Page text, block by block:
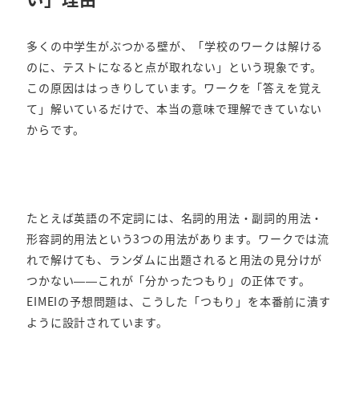
多くの中学生がぶつかる壁が、「学校のワークは解ける
のに、テストになると点が取れない」という現象です。
この原因ははっきりしています。ワークを「答えを覚え
て」解いているだけで、本当の意味で理解できていない
からです。
たとえば英語の不定詞には、名詞的用法・副詞的用法・
形容詞的用法という3つの用法があります。ワークでは流
れで解けても、ランダムに出題されると用法の見分けが
つかない——これが「分かったつもり」の正体です。
EIMEIの予想問題は、こうした「つもり」を本番前に潰す
ように設計されています。